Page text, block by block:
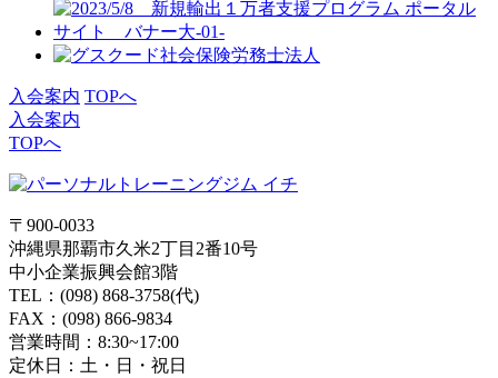
入会案内 TOPへ
入会案内
TOPへ
〒900-0033
沖縄県那覇市久米2丁目2番10号
中小企業振興会館3階
TEL：(098) 868-3758(代)
FAX：(098) 866-9834
営業時間：8:30~17:00
定休日：土・日・祝日